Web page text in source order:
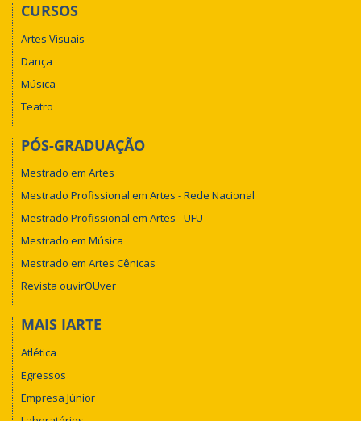
CURSOS
Artes Visuais
Dança
Música
Teatro
PÓS-GRADUAÇÃO
Mestrado em Artes
Mestrado Profissional em Artes - Rede Nacional
Mestrado Profissional em Artes - UFU
Mestrado em Música
Mestrado em Artes Cênicas
Revista ouvirOUver
MAIS IARTE
Atlética
Egressos
Empresa Júnior